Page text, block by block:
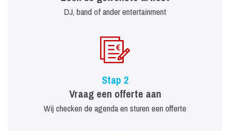
DJ, band of ander entertainment
Stap 2
Vraag een offerte aan
Wij checken de agenda en sturen een offerte